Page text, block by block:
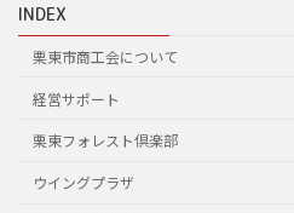
INDEX
栗東市商工会について
経営サポート
栗東フォレスト倶楽部
ウイングプラザ